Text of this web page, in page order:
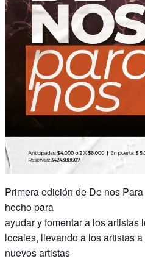
Primera edición de De nos
hecho para
ayudar y fomentar a los artistas
locales, llevando a los artistas
nuevos artistas